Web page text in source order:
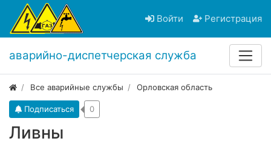
Войти Регистрация
аварийно-диспетчерская служба
Все аварийные службы Орловская область
Ливны
Подписаться 0